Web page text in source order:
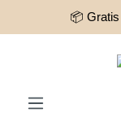
Zum Hauptinhalt
📦 Gratis